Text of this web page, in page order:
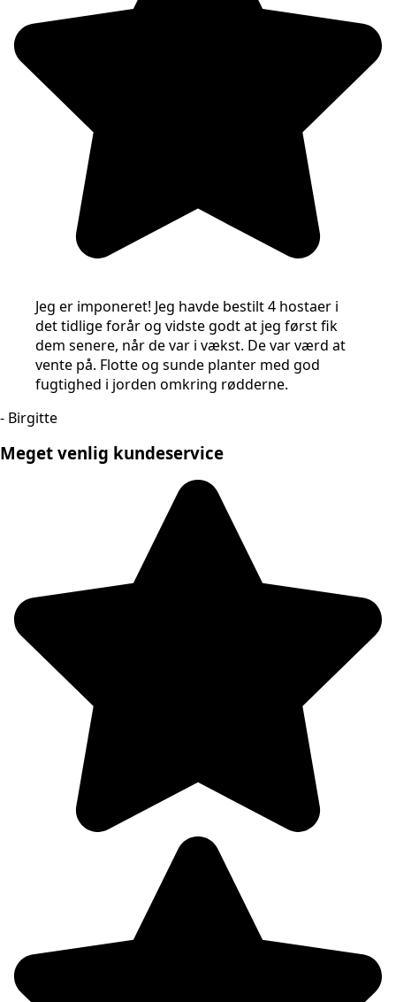
Jeg er imponeret! Jeg havde bestilt 4 hostaer i
det tidlige forår og vidste godt at jeg først fik
dem senere, når de var i vækst. De var værd at
vente på. Flotte og sunde planter med god
fugtighed i jorden omkring rødderne.
- Birgitte
Meget venlig kundeservice